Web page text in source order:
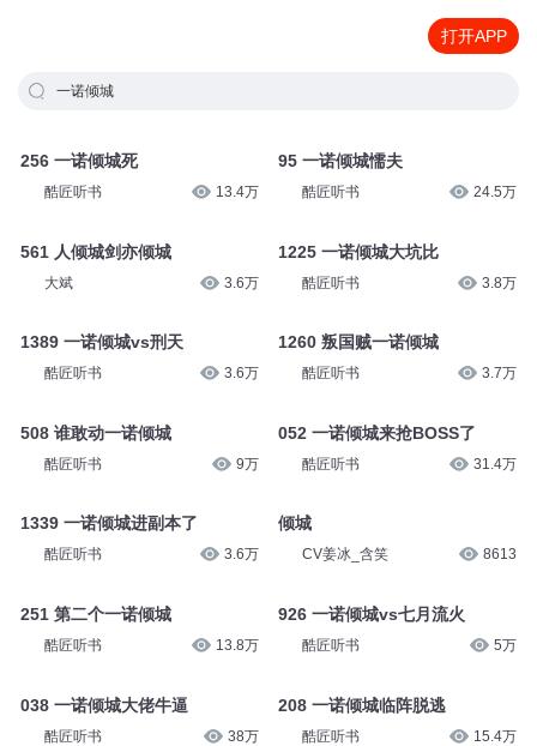
打开APP
一诺倾城
256 一诺倾城死
酷匠听书 13.4万
561 人倾城剑亦倾城
大斌 3.6万
1389 一诺倾城vs刑天
酷匠听书 3.6万
508 谁敢动一诺倾城
酷匠听书 9万
1339 一诺倾城进副本了
酷匠听书 3.6万
251 第二个一诺倾城
酷匠听书 13.8万
038 一诺倾城大佬牛逼
酷匠听书 38万
95 一诺倾城懦夫
酷匠听书 24.5万
1225 一诺倾城大坑比
酷匠听书 3.8万
1260 叛国贼一诺倾城
酷匠听书 3.7万
052 一诺倾城来抢BOSS了
酷匠听书 31.4万
倾城
CV姜冰_含笑 8613
926 一诺倾城vs七月流火
酷匠听书 5万
208 一诺倾城临阵脱逃
酷匠听书 15.4万